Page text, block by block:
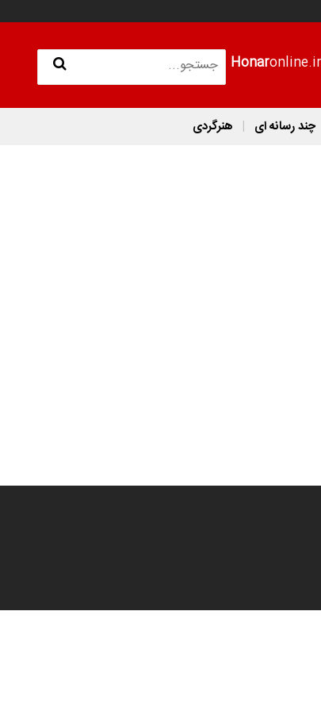
Honaronline.ir
چند رسانه ای هنرگردی